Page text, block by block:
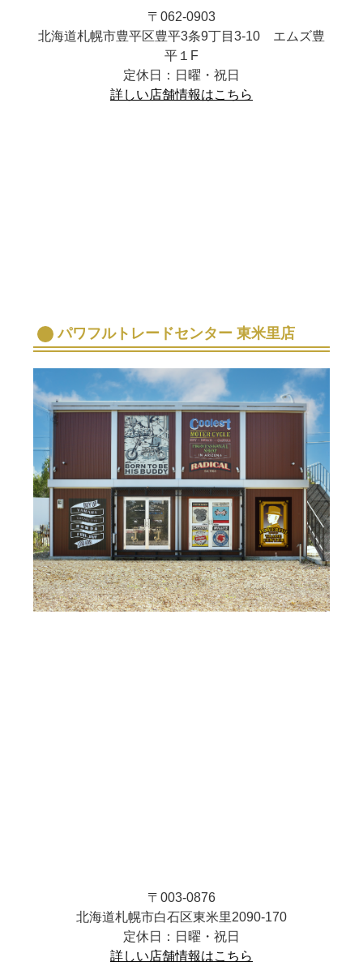
〒062-0903
北海道札幌市豊平区豊平3条9丁目3-10 エムズ豊
平１F
定休日：日曜・祝日
詳しい店舗情報はこちら
パワフルトレードセンター 東米里店
〒003-0876
北海道札幌市白石区東米里2090-170
定休日：日曜・祝日
詳しい店舗情報はこちら